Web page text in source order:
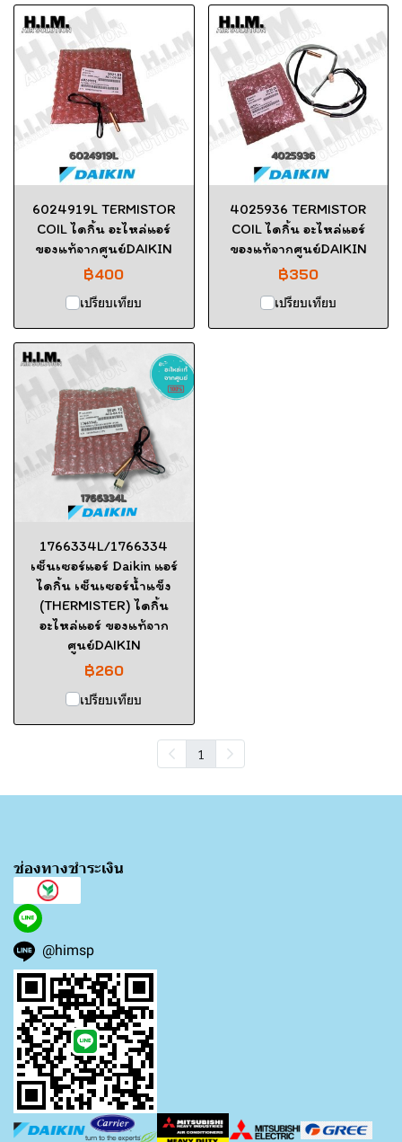
6024919L TERMISTOR
COIL ไดกิ้น อะไหล่แอร์
ของแท้จากศูนย์DAIKIN
฿400
เปรียบเทียบ
4025936 TERMISTOR
COIL ไดกิ้น อะไหล่แอร์
ของแท้จากศูนย์DAIKIN
฿350
เปรียบเทียบ
1766334L/1766334
เซ็นเซอร์แอร์ Daikin แอร์
ไดกิ้น เซ็นเซอร์น้ำแข็ง
(THERMISTER) ไดกิ้น
อะไหล่แอร์ ของแท้จาก
ศูนย์DAIKIN
฿260
เปรียบเทียบ
1
ช่องทางชำระเงิน
@himsp